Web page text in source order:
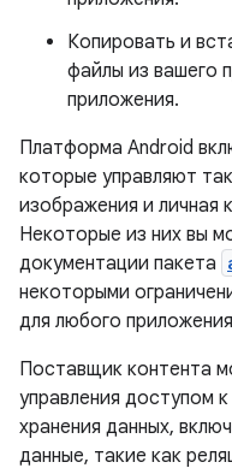
Копировать и
файлы из вашего
приложения.
Платформа Android
которые управляют
изображения и личная
Некоторые из них вы
документации пакета
некоторыми
для любого
Поставщик контента
управления доступом
хранения данных,
данные, такие как